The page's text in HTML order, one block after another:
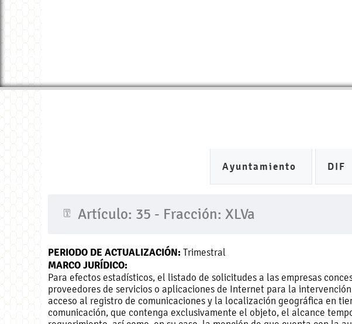
Ayuntamiento DIF
Artículo: 35 - Fracción: XLVa
PERIODO DE ACTUALIZACIÓN: Trimestral
MARCO JURÍDICO:
Para efectos estadísticos, el listado de solicitudes a las empresas
proveedores de servicios o aplicaciones de Internet para la
acceso al registro de comunicaciones y la localización geográfica en
comunicación, que contenga exclusivamente el objeto, el alcance